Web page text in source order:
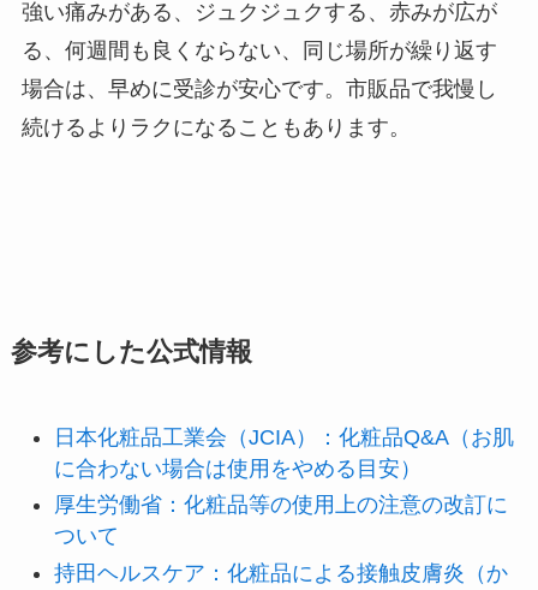
強い痛みがある、ジュクジュクする、赤みが広が
る、何週間も良くならない、同じ場所が繰り返す
場合は、早めに受診が安心です。市販品で我慢し
続けるよりラクになることもあります。
参考にした公式情報
日本化粧品工業会（JCIA）：化粧品Q&A（お肌
に合わない場合は使用をやめる目安）
厚生労働省：化粧品等の使用上の注意の改訂に
ついて
持田ヘルスケア：化粧品による接触皮膚炎（か